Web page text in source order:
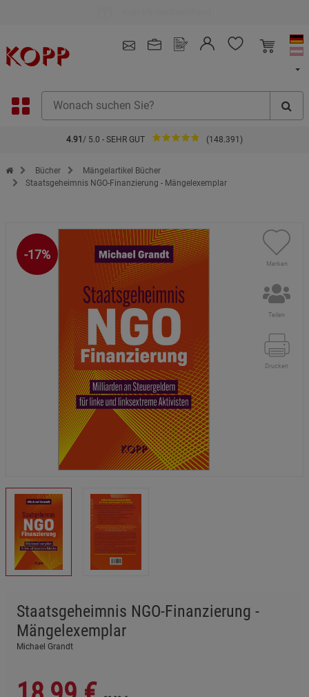
4.91 / 5.0 - SEHR GUT (148.391)
Zur Startseite des Kopp Verlag Online-Shop
Bücher
Mängelartikel Bücher
Staatsgeheimnis NGO-Finanzierung - Mängelexemplar
-17%
Merken
Teilen
Drucken
Staatsgeheimnis NGO-Finanzierung -
Mängelexemplar
Michael Grandt